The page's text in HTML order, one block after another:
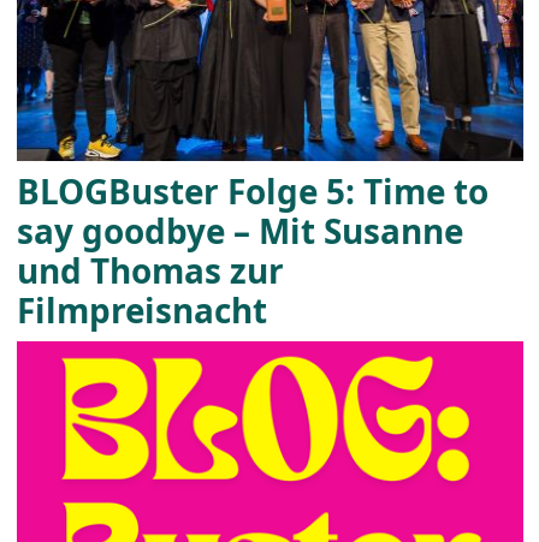
BLOGBuster Folge 5: Time to
say goodbye – Mit Susanne
und Thomas zur
Filmpreisnacht